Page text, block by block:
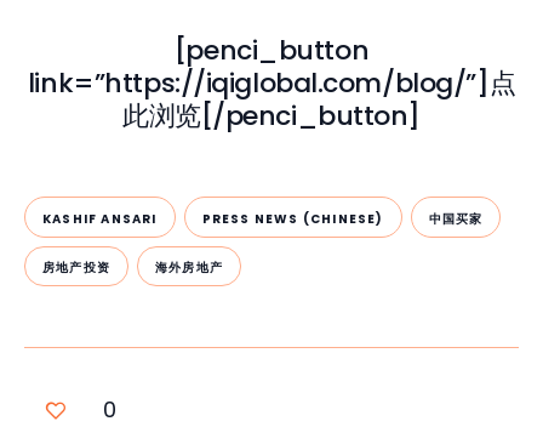
[penci_button
link=”https://iqiglobal.com/blog/”]点
此浏览[/penci_button]
KASHIF ANSARI PRESS NEWS (CHINESE) 中国买家
房地产投资 海外房地产
0